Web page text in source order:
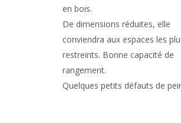
en bois.
De dimensions réduites, elle
conviendra aux espaces les
restreints. Bonne capacité de
rangement.
Quelques petits défauts de